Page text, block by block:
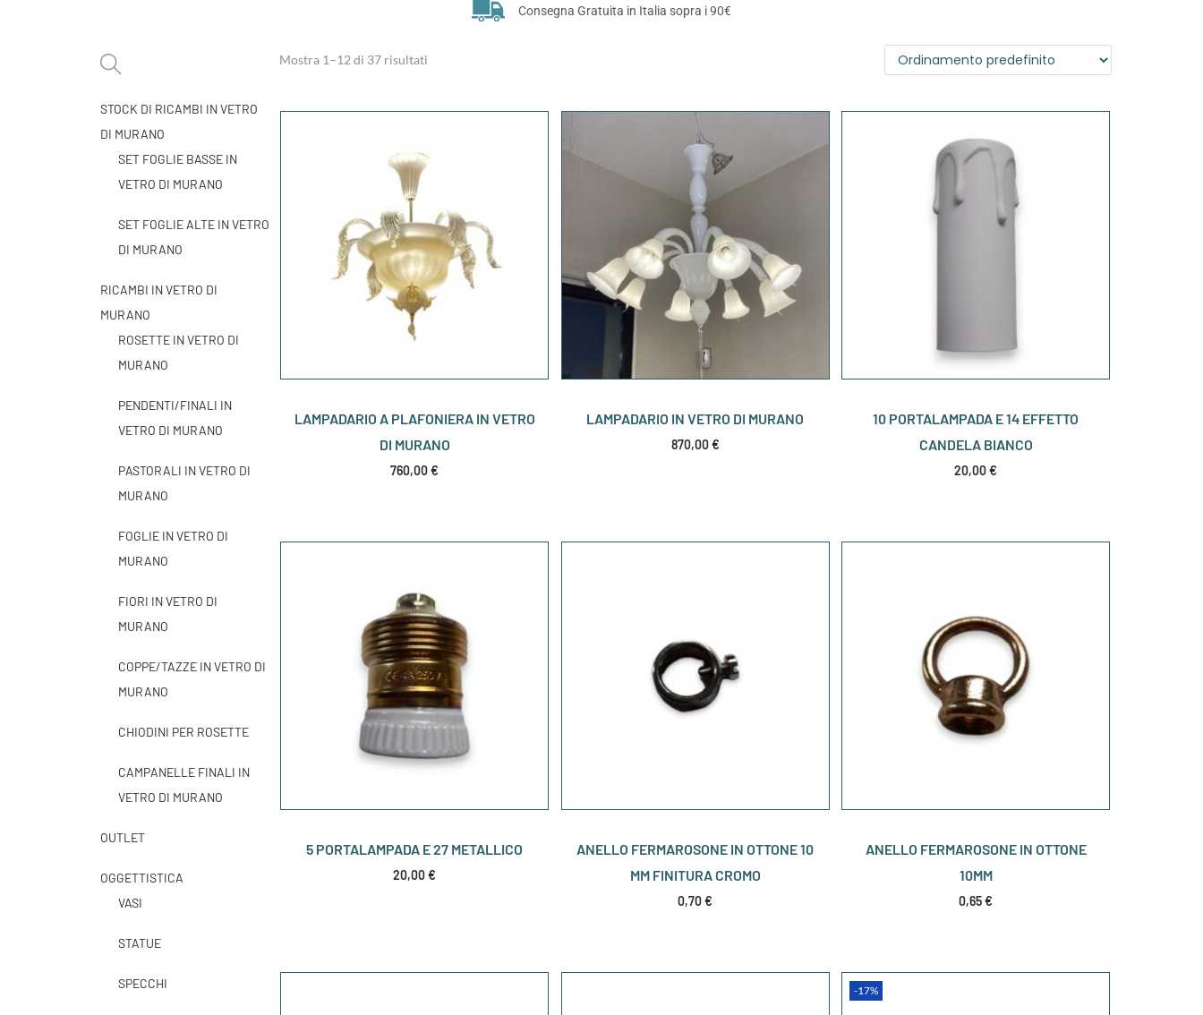
Consegna Gratuita in Italia sopra i 90€
STOCK DI RICAMBI IN VETRO
DI MURANO
SET FOGLIE BASSE IN
VETRO DI MURANO
SET FOGLIE ALTE IN VETRO
DI MURANO
RICAMBI IN VETRO DI
MURANO
ROSETTE IN VETRO DI
MURANO
PENDENTI/FINALI IN
VETRO DI MURANO
PASTORALI IN VETRO DI
MURANO
FOGLIE IN VETRO DI
MURANO
FIORI IN VETRO DI
MURANO
COPPE/TAZZE IN VETRO DI
MURANO
CHIODINI PER ROSETTE
CAMPANELLE FINALI IN
VETRO DI MURANO
OUTLET
OGGETTISTICA
VASI
STATUE
SPECCHI
Mostra 1–12 di 37 risultati
LAMPADARIO A PLAFONIERA IN VETRO
DI MURANO
760,00€
LAMPADARIO IN VETRO DI MURANO
870,00€
10 PORTALAMPADA E 14 EFFETTO
CANDELA BIANCO
20,00€
5 PORTALAMPADA E 27 METALLICO
20,00€
ANELLO FERMAROSONE IN OTTONE 10
MM FINITURA CROMO
0,70€
ANELLO FERMAROSONE IN OTTONE
10MM
0,65€
-17%